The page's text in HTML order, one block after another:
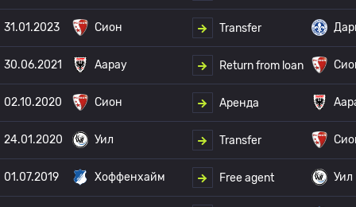
31.01.2023 Сион Transfer
30.06.2021 Аарау Return from loan
02.10.2020 Сион Аренда
24.01.2020 Уил Transfer
01.07.2019 Хоффенхайм Free agent Уил